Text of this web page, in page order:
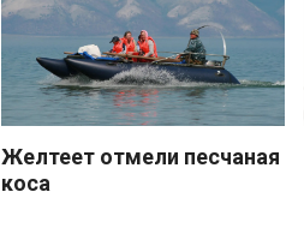
Желтеет отмели песчаная
коса